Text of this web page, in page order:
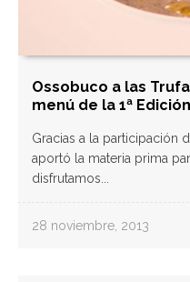
Ossobuco a las
menú de la 1ª
Gracias a la participación
aportó la materia prima
disfrutamos...
28 noviembre, 2013